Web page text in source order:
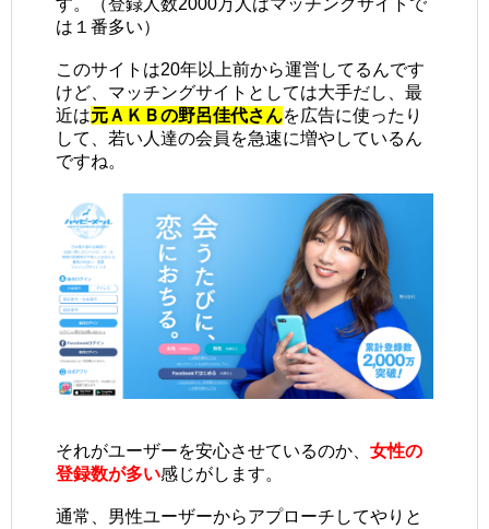
す。（登録人数2000万人はマッチングサイトで
は１番多い）
このサイトは20年以上前から運営してるんです
けど、マッチングサイトとしては大手だし、最
近は元ＡＫＢの野呂佳代さんを広告に使ったり
して、若い人達の会員を急速に増やしているん
ですね。
それがユーザーを安心させているのか、 女性の
登録数が多い感じがします。
通常、男性ユーザーからアプローチしてやりと